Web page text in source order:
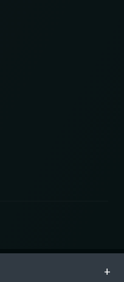
zonder garantie. Status 09.08.2026